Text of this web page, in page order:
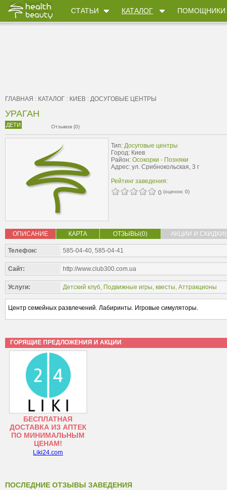
СТАТЬИ КАТАЛОГ ПОМОЩНИКИ
ГЛАВНАЯ : КАТАЛОГ : КИЕВ : ДОСУГОВЫЕ ЦЕНТРЫ
УРАГАН
ДЕТИ Отзывов (0)
Тип: Досуговые центры
Город: Киев
Район: Осокорки - Позняки
Адрес: ул. Срибнокольская, 3 г
Рейтинг заведения:
0 (оценок: 0)
ОПИСАНИЕ КАРТА ОТЗЫВЫ(0) АКЦИИ И
Телефон: 585-04-40, 585-04-41
Сайт: http://www.club300.com.ua
Услуги: Детский клуб, Подвижные игры, квесты, Аттракционы
Центр семейных развлечений. Лабиринты. Игровые симуляторы.
ГОРЯЩИЕ ПРЕДЛОЖЕНИЯ И АКЦИИ
БЕСПЛАТНАЯ
ДОСТАВКА ИЗ АПТЕК
ПО МИНИМАЛЬНЫМ
ЦЕНАМ!
Liki24.com
ПОСЛЕДНИЕ ОТЗЫВЫ ЗАВЕДЕНИЯ